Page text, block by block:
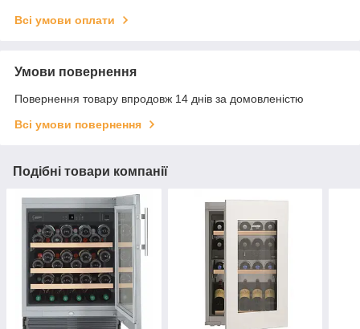
Всі умови оплати
Умови повернення
Повернення товару впродовж 14 днів за домовленістю
Всі умови повернення
Подібні товари компанії